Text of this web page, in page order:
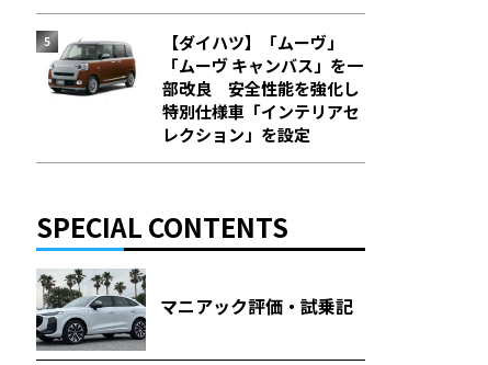
【ダイハツ】「ムーヴ」
「ムーヴ キャンバス」を一
部改良 安全性能を強化し
特別仕様車「インテリアセ
レクション」を設定
SPECIAL CONTENTS
マニアック評価・試乗記